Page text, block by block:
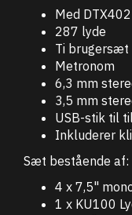
Med
287 lyde
Ti brugersæt
Metronom
6,3 mm
3,5 mm
USB-stik til
Inkluderer
Sæt bestående af:
4 x 7,5"
1 x KU100